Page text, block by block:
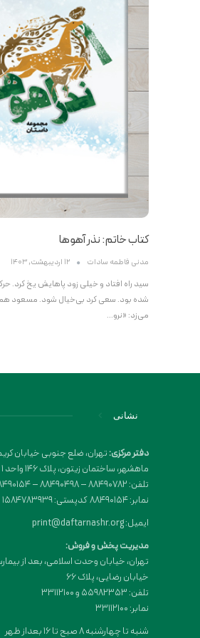
کتاب خاتم: نذر آهوها
مدنی فاطمه سادات 12 اردیبهشت, 1403
سید راه افتاد و خیلی زود پاهایش یخ کرد.
شده بود. سعی کرد بی‌خیال شود. مسعود
می‌زد: «نرو…
نشانی
دفتر مرکزی:تهران، ضلع جنوبی خیابان
ماهشهر، ساختمان زیتون، پلاک 146 واحد 1
تلفن: 88490782 – 88490498 – 88490154
نمابر: 88490154 کدپستی: 1584783939
ایمیل: print@daftarnashr.org
مدیریت پخش و فروش:
تهران، خیابان وحدت اسلامی، بعد از
خیابان رضایی، پلاک ۶۶
تلفن: 55982353 و 33112100
نمابر: 33112100
شنبه تا چهارشنبه 8 صبح تا 16 بعداز ظهر